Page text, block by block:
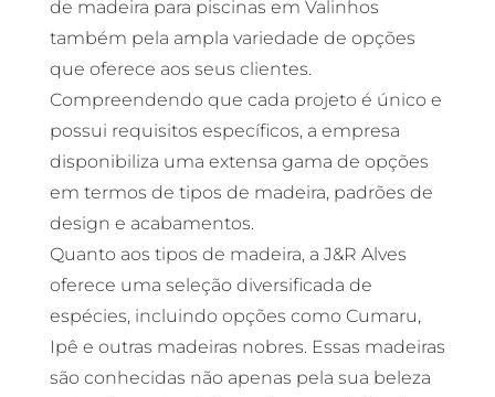
de madeira para piscinas em Valinhos
também pela ampla variedade de opções
que oferece aos seus clientes.
Compreendendo que cada projeto é único e
possui requisitos específicos, a empresa
disponibiliza uma extensa gama de opções
em termos de tipos de madeira, padrões de
design e acabamentos.
Quanto aos tipos de madeira, a J&R Alves
oferece uma seleção diversificada de
espécies, incluindo opções como Cumaru,
Ipê e outras madeiras nobres. Essas madeiras
são conhecidas não apenas pela sua beleza